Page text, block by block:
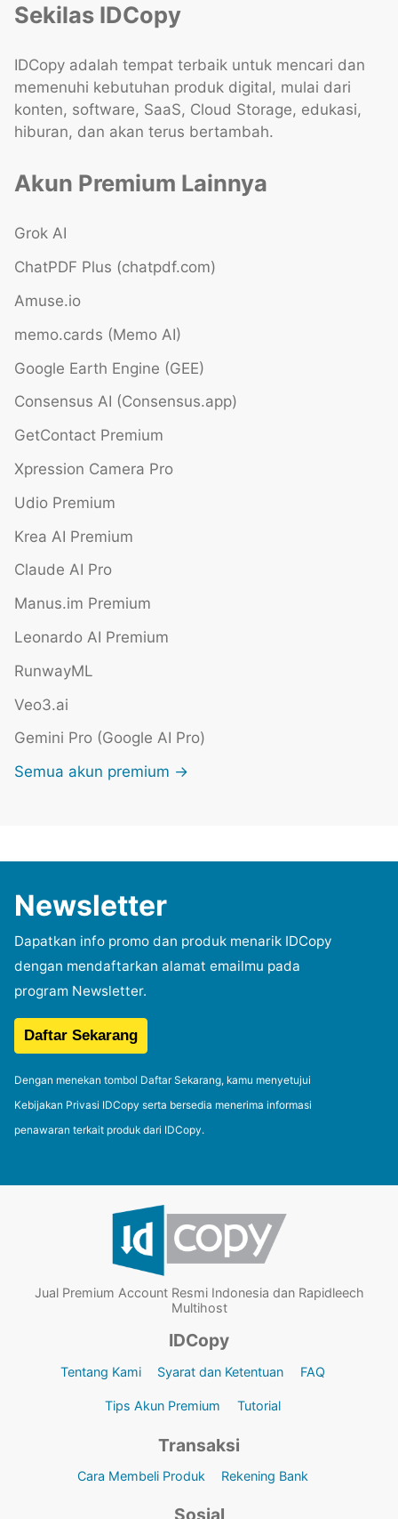
Sekilas IDCopy
IDCopy adalah tempat terbaik untuk mencari dan
memenuhi kebutuhan produk digital, mulai dari
konten, software, SaaS, Cloud Storage, edukasi,
hiburan, dan akan terus bertambah.
Akun Premium Lainnya
Grok AI
ChatPDF Plus (chatpdf.com)
Amuse.io
memo.cards (Memo AI)
Google Earth Engine (GEE)
Consensus AI (Consensus.app)
GetContact Premium
Xpression Camera Pro
Udio Premium
Krea AI Premium
Claude AI Pro
Manus.im Premium
Leonardo AI Premium
RunwayML
Veo3.ai
Gemini Pro (Google AI Pro)
Semua akun premium →
Newsletter
Dapatkan info promo dan produk menarik IDCopy
dengan mendaftarkan alamat emailmu pada
program Newsletter.
Dengan menekan tombol Daftar Sekarang, kamu menyetujui
Kebijakan Privasi IDCopy serta bersedia menerima informasi
penawaran terkait produk dari IDCopy.
Jual Premium Account Resmi Indonesia dan Rapidleech
Multihost
IDCopy
Tentang Kami Syarat dan Ketentuan FAQ
Tips Akun Premium Tutorial
Transaksi
Cara Membeli Produk Rekening Bank